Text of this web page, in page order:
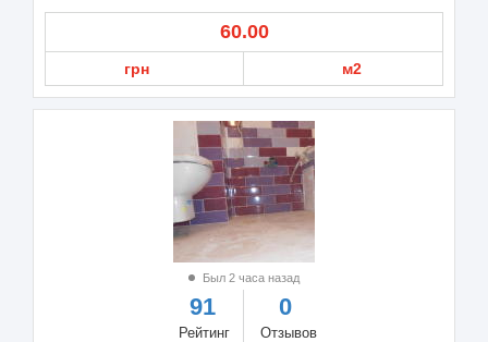
60.00
грн м2
Был 2 часа назад
91
Рейтинг
0
Отзывов